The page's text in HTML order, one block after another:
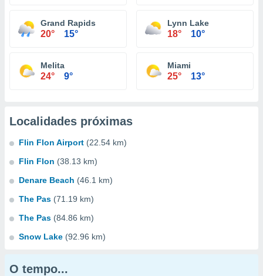
Grand Rapids
20° 15°
Lynn Lake
18° 10°
Melita
24° 9°
Miami
25° 13°
Localidades próximas
Flin Flon Airport (22.54 km)
Flin Flon (38.13 km)
Denare Beach (46.1 km)
The Pas (71.19 km)
The Pas (84.86 km)
Snow Lake (92.96 km)
O tempo...